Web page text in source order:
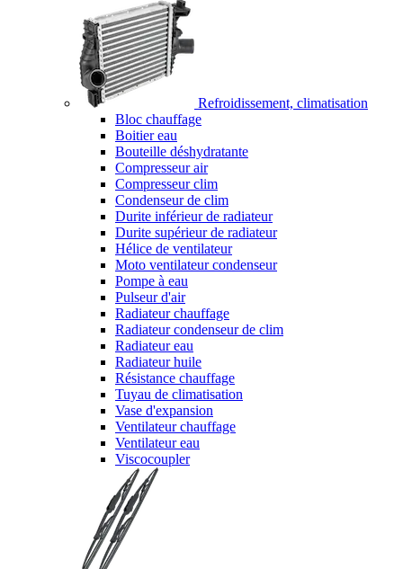
Refroidissement, climatisation
Bloc chauffage
Boitier eau
Bouteille déshydratante
Compresseur air
Compresseur clim
Condenseur de clim
Durite inférieur de radiateur
Durite supérieur de radiateur
Hélice de ventilateur
Moto ventilateur condenseur
Pompe à eau
Pulseur d'air
Radiateur chauffage
Radiateur condenseur de clim
Radiateur eau
Radiateur huile
Résistance chauffage
Tuyau de climatisation
Vase d'expansion
Ventilateur chauffage
Ventilateur eau
Viscocoupler